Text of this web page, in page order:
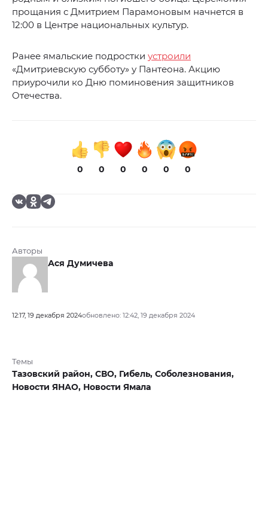
прощания с Дмитрием Парамоновым начнется в
12:00 в Центре национальных культур.
Ранее ямальские подростки устроили
«Дмитриевскую субботу» у Пантеона. Акцию
приурочили ко Дню поминовения защитников
Отечества.
0 0 0 0 0 0
Авторы
Ася Думичева
12:17, 19 декабря 2024обновлено: 12:42, 19 декабря 2024
Темы
Тазовский район, СВО, Гибель, Соболезнования,
Новости ЯНАО, Новости Ямала